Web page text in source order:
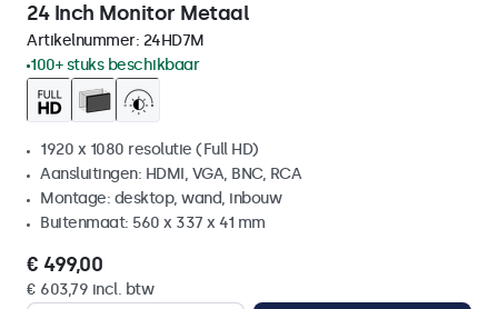
24 Inch Monitor Metaal
Artikelnummer: 24HD7M
100+ stuks beschikbaar
1920 x 1080 resolutie (Full HD)
Aansluitingen: HDMI, VGA, BNC, RCA
Montage: desktop, wand, inbouw
Buitenmaat: 560 x 337 x 41 mm
€ 499,00
€ 603,79 incl. btw